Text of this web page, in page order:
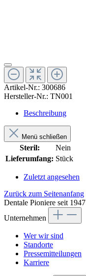
Artikel-Nr.: 300686
Hersteller-Nr.: TN001
Beschreibung
Menü schließen
Steril:
Nein
Lieferumfang: Stück
Zuletzt angesehen
Zurück zum Seitenanfang
Dentale Pioniere seit 1947
Unternehmen
Wer wir sind
Standorte
Pressemitteilungen
Karriere